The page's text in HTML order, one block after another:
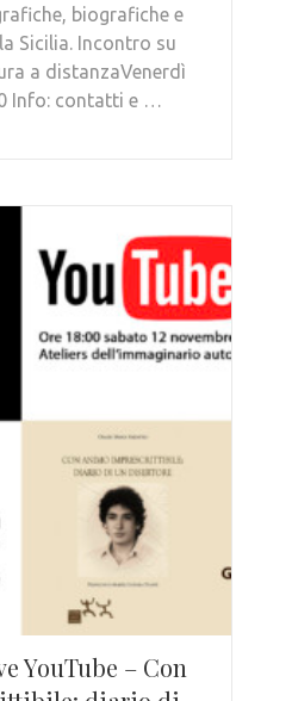
biografiche e
Sicilia. Incontro su
a distanzaVenerdì
Info: contatti e …
YouTube – Con